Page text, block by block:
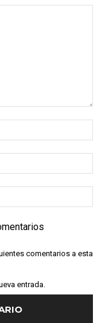
comentarios a esta
entrada.